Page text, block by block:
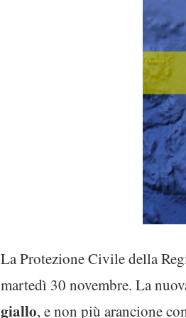
La Protezione Civile della
martedì 30 novembre. La
giallo, e non più arancione